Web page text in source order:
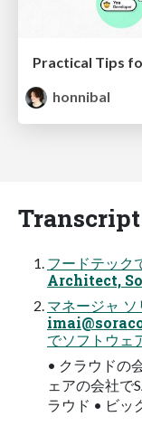
honnibal
Transcript
フードテッ
Architect,
マネージャ
でソフトウェ
• クラウドの
ェアの会社で
ラウド • ビッ